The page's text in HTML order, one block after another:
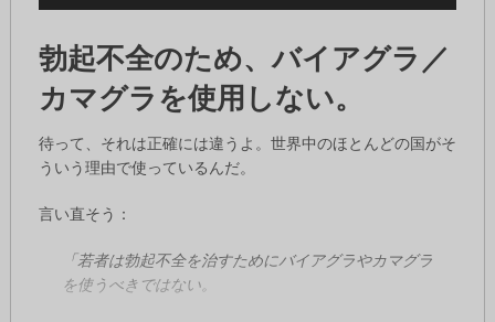
勃起不全のため、バイアグラ／
カマグラを使用しない。
待って、それは正確には違うよ。世界中のほとんどの国がそ
ういう理由で使っているんだ。
言い直そう：
「若者は勃起不全を治すためにバイアグラやカマグラ
を使うべきではない。